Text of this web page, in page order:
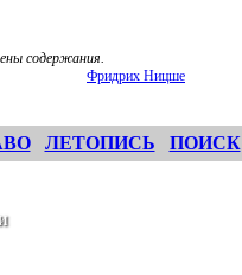
содержания.
Фридрих Ницше
ЛЕТОПИСЬ ПОИСК